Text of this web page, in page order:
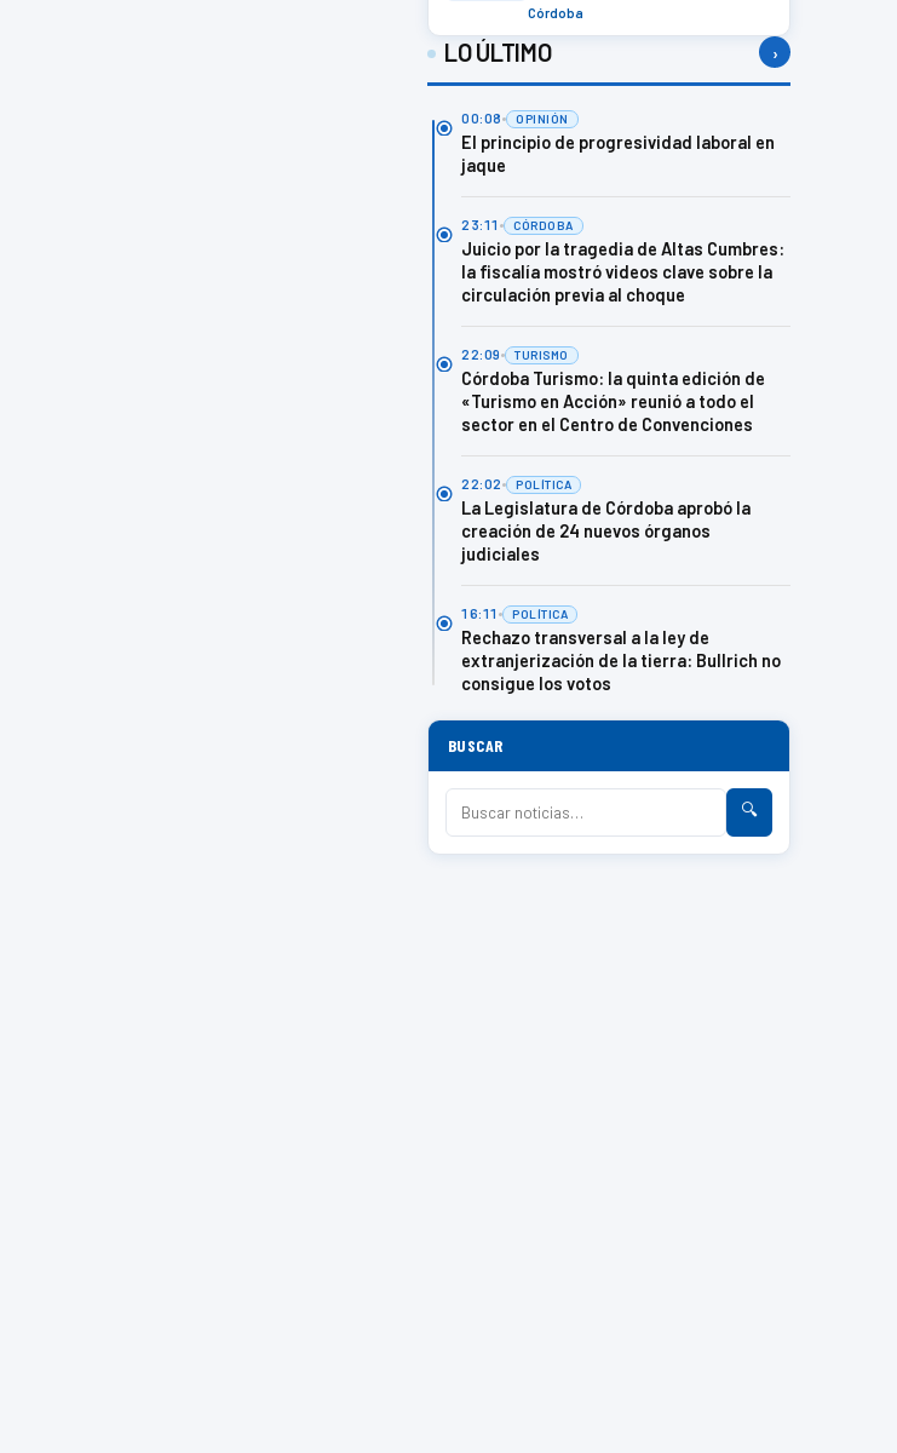
Córdoba
LO ÚLTIMO ›
00:08 OPINIÓN
El principio de progresividad laboral en
jaque
23:11 CÓRDOBA
Juicio por la tragedia de Altas Cumbres:
la fiscalía mostró videos clave sobre la
circulación previa al choque
22:09 TURISMO
Córdoba Turismo: la quinta edición de
«Turismo en Acción» reunió a todo el
sector en el Centro de Convenciones
22:02 POLÍTICA
La Legislatura de Córdoba aprobó la
creación de 24 nuevos órganos
judiciales
16:11 POLÍTICA
Rechazo transversal a la ley de
extranjerización de la tierra: Bullrich no
consigue los votos
BUSCAR
🔍